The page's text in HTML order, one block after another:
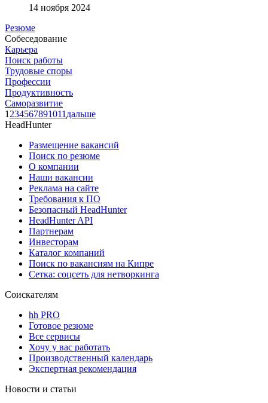
14 ноября 2024
Резюме
Собеседование
Карьера
Поиск работы
Трудовые споры
Профессии
Продуктивность
Саморазвитие
1 234567891011 дальше
HeadHunter
Размещение вакансий
Поиск по резюме
О компании
Наши вакансии
Реклама на сайте
Требования к ПО
Безопасный HeadHunter
HeadHunter API
Партнерам
Инвесторам
Каталог компаний
Поиск по вакансиям на Кипре
Сетка: соцсеть для нетворкинга
Соискателям
hh PRO
Готовое резюме
Все сервисы
Хочу у вас работать
Производственный календарь
Экспертная рекомендация
Новости и статьи